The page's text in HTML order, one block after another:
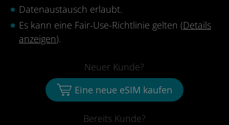
Datenaustausch erlaubt.
Es kann eine Fair-Use-Richtlinie gelten (Details
anzeigen).
Bereits Kunde?
Neuer Kunde?
Eine neue eSIM kaufen